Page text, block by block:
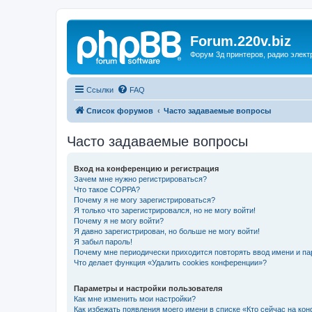
Forum.220v.biz
Форум 3д принтеров, радио
Ссылки FAQ
Список форумов Часто задаваемые вопросы
Часто задаваемые вопросы
Вход на конференцию и регистрация
Зачем мне нужно регистрироваться?
Что такое COPPA?
Почему я не могу зарегистрироваться?
Я только что зарегистрировался, но не могу войти!
Почему я не могу войти?
Я давно зарегистрирован, но больше не могу войти!
Я забыл пароль!
Почему мне периодически приходится повторять ввод имени и
Что делает функция «Удалить cookies конференции»?
Параметры и настройки пользователя
Как мне изменить мои настройки?
Как избежать появления моего имени в списке «Кто сейчас на